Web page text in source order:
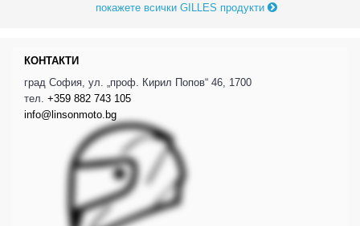
покажете всички GILLES продукти
КОНТАКТИ
град София, ул. „проф. Кирил Попов“ 46, 1700
тел. +359 882 743 105
info@linsonmoto.bg